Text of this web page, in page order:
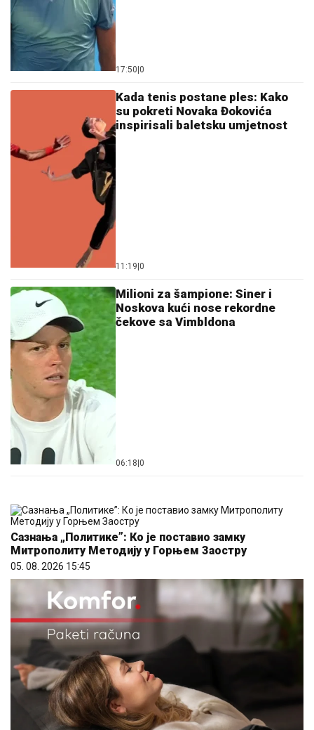
17:50 0
Kada tenis postane ples: Kako
su pokreti Novaka Đokovića
inspirisali baletsku umjetnost
11:19 0
Milioni za šampione: Siner i
Noskova kući nose rekordne
čekove sa Vimbldona
06:18 0
Сазнања „Политике”: Ко је поставио замку
Митрополиту Методију у Горњем Заостру
05. 08. 2026 15:45